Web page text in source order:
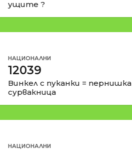
ущите ?
НАЦИОНАЛНИ
12039
Винкел с пуканки = пернишка
сурвакница
НАЦИОНАЛНИ